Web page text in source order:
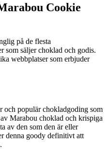
Cookie
på de flesta
som säljer choklad och godis.
webbplatser som erbjuder
och populär chokladgoding som
Marabou choklad och krispiga
av den som den är eller
denna goody definitivt att